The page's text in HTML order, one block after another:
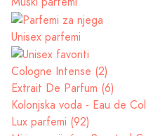
Unisex parfemi
Cologne Intense (2)
Extrait De Parfum (6)
Kolonjska voda - Eau de
Lux parfemi (92)